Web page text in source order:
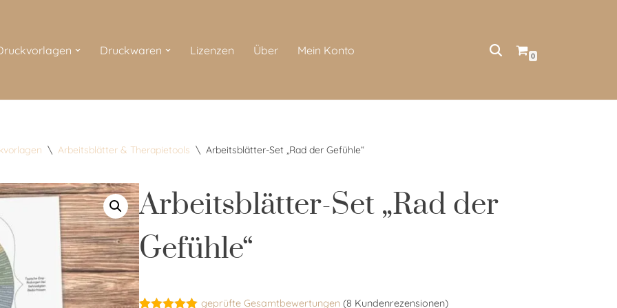
Druckwaren Lizenzen Über Mein Konto 0
\ Arbeitsblätter & Therapietools \ Arbeitsblätter-Set „Rad der Gefühle“
Arbeitsblätter-Set „Rad der
Gefühle“
geprüfte Gesamtbewertungen (8 Kundenrezensionen)